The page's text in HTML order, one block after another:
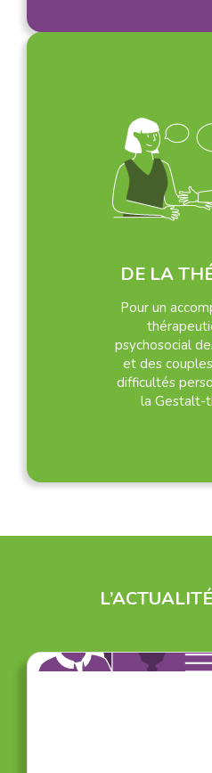
DE LA
Pour un
psychosocial
et des
difficultés
la Gestalt-